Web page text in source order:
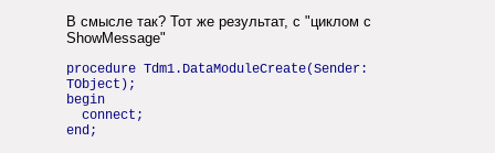
В смысле так? Тот же результат, с "циклом с
ShowMessage"
procedure Tdm1.DataModuleCreate(Sender:
TObject);
begin
connect;
end;